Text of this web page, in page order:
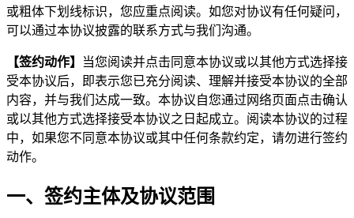
或粗体下划线标识，您应重点阅读。如您对协议有任何疑问，
可以通过本协议披露的联系方式与我们沟通。
【签约动作】
当您阅读并点击同意本协议或以其他方式选择接
受本协议后，即表示您已充分阅读、理解并接受本协议的全部
内容，并与我们达成一致。本协议自您通过网络页面点击确认
或以其他方式选择接受本协议之日起成立。阅读本协议的过程
中，如果您不同意本协议或其中任何条款约定，请勿进行签约
动作。
一、签约主体及协议范围